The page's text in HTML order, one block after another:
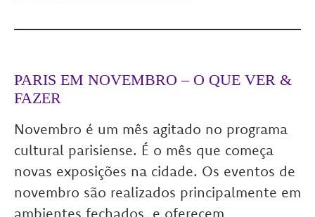
PARIS EM NOVEMBRO – O QUE VER &
FAZER
Novembro é um mês agitado no programa
cultural parisiense. É o mês que começa
novas exposições na cidade. Os eventos de
novembro são realizados principalmente em
ambientes fechados, e oferecem